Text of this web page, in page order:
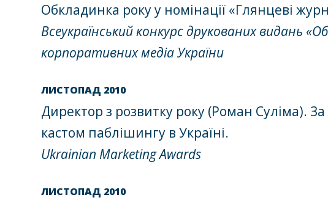
Обкладинка року у номінації «Глянцеві
Всеукраїнський конкурс друкованих видань
корпоративних медіа України
ЛИСТОПАД 2010
Директор з розвитку року (Роман Суліма).
кастом паблішингу в Україні.
Ukrainian Marketing Awards
ЛИСТОПАД 2010